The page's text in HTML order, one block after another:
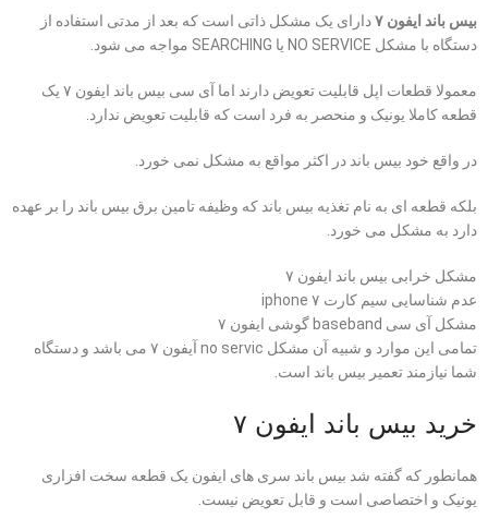
بیس باند ایفون ۷
دارای یک مشکل ذاتی است که بعد از مدتی استفاده از
دستگاه با مشکل NO SERVICE یا SEARCHING مواجه می شود.
معمولا قطعات اپل
قابلیت تعویض دارند اما آی سی بیس باند ایفون ۷ یک
قطعه کاملا یونیک و منحصر به فرد است که قابلیت تعویض ندارد.
در واقع خود بیس باند در اکثر مواقع به مشکل نمی خورد.
بلکه قطعه ای به نام تغذیه بیس باند که وظیفه تامین برق بیس باند را بر عهده
دارد به مشکل می خورد.
مشکل خرابی بیس باند ایفون ۷
عدم شناسایی سیم کارت iphone ۷
مشکل آی سی baseband گوشی ایفون ۷
تمامی این موارد و شبیه آن مشکل no servic آیفون ۷ می باشد و دستگاه
شما نیازمند تعمیر بیس باند است.
خرید بیس باند ایفون ۷
همانطور که گفته شد بیس باند سری های ایفون یک قطعه سخت افزاری
یونیک و اختصاصی است و قابل تعویض نیست.